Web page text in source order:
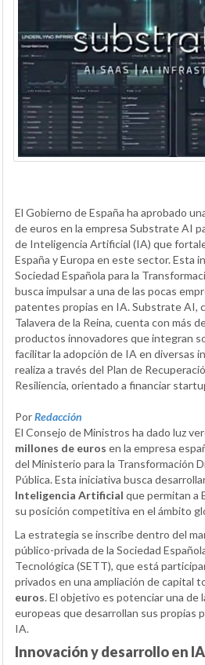
El Gobierno de España ha aprobado
de euros en la empresa Substrate AI
de Inteligencia Artificial (IA) que
España y Europa en este sector. Esta
Sociedad Española para la
busca impulsar a una de las pocas
patentes propias en IA. Substrate AI,
Talavera de la Reina, cuenta con más
productos innovadores que integran
facilitar la adopción de IA en diversas
realiza a través del Plan de
Resiliencia, orientado a financiar
PorRedacción
El Consejo de Ministros ha dado luz
millones de euros en la empresa
del Ministerio para la Transformación
Pública. Esta iniciativa busca
Inteligencia Artificial que permitan a
su posición competitiva en el ámbito
La estrategia se inscribe dentro del
público-privada de la Sociedad
Tecnológica (SETT), que está
privados en una ampliación de capital
euros. El objetivo es potenciar una de
europeas que desarrollan sus propias
IA.
Innovación y desarrollo en IA